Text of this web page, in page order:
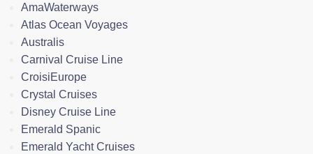
AmaWaterways
Atlas Ocean Voyages
Australis
Carnival Cruise Line
CroisiEurope
Crystal Cruises
Disney Cruise Line
Emerald Spanic
Emerald Yacht Cruises